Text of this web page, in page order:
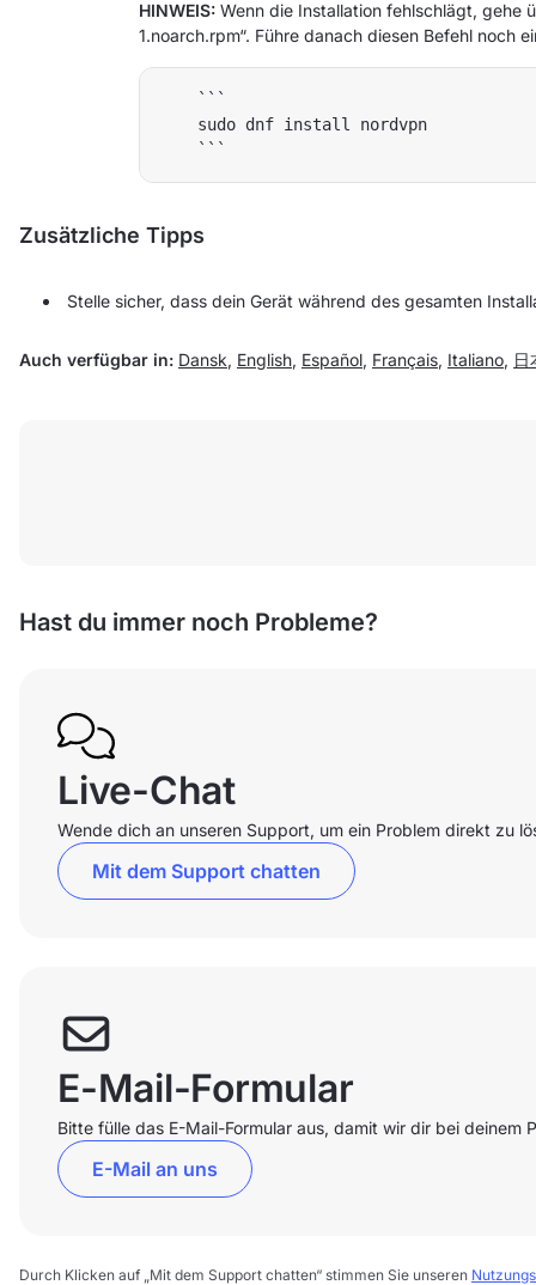
HINWEIS: Wenn die Installation fehlschlägt, gehe
1.noarch.rpm“. Führe danach diesen Befehl noch
    ```
    sudo dnf install nordvpn
Zusätzliche Tipps
Stelle sicher, dass dein Gerät während des gesamten
Auch verfügbar in: Dansk, English, Español, Français, Italiano, 日
Hast du immer noch Probleme?
Live-Chat
Wende dich an unseren Support, um ein Problem direkt zu
Mit dem Support chatten
E-Mail-Formular
Bitte fülle das E-Mail-Formular aus, damit wir dir bei deinem
E-Mail an uns
Durch Klicken auf „Mit dem Support chatten“ stimmen Sie unseren